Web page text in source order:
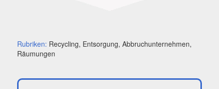
Rubriken: Recycling, Entsorgung, Abbruchunternehmen,
Räumungen